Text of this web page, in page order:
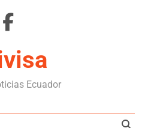
Ecuador